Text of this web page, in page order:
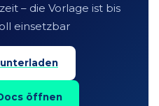
– die Vorlage ist bis
einsetzbar
öffnen